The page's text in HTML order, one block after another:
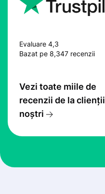
Evaluare 4,3
Bazat pe 8,347 recenzii
Vezi toate miile de
recenzii de la clienții
noștri